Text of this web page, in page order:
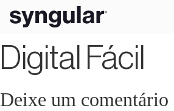
Digital Fácil
Deixe um comentário